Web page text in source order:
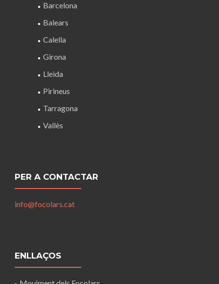
Barcelona
Balears
Calella
Girona
Lleida
Pirineus
Tarragona
Vallès
PER A CONTACTAR
info@focolars.cat
ENLLAÇOS